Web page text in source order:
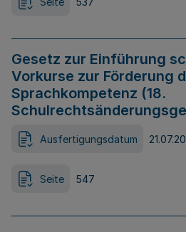
Gesetz zur Einführung
Vorkurse zur Förderung
Sprachkompetenz (18.
Ausfertigungsdatum
Seite 547